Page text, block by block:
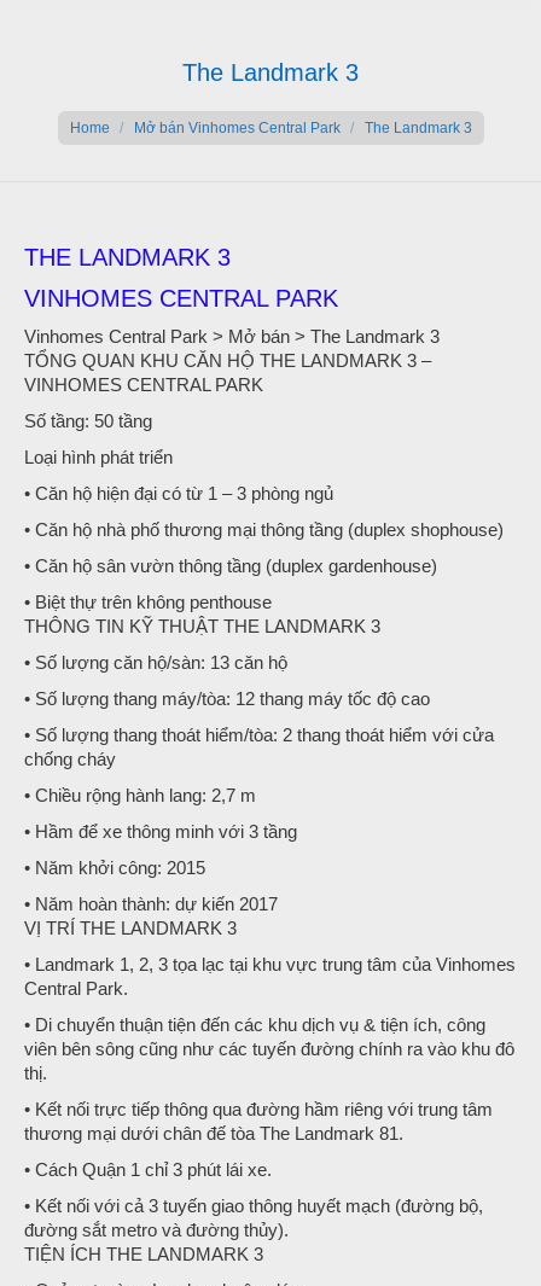
The Landmark 3
Home Mở bán Vinhomes Central Park The Landmark 3
THE LANDMARK 3
VINHOMES CENTRAL PARK
Vinhomes Central Park > Mở bán > The Landmark 3
TỔNG QUAN KHU CĂN HỘ THE LANDMARK 3 –
VINHOMES CENTRAL PARK
Số tầng: 50 tầng
Loại hình phát triển
• Căn hộ hiện đại có từ 1 – 3 phòng ngủ
• Căn hộ nhà phố thương mại thông tầng (duplex shophouse)
• Căn hộ sân vườn thông tầng (duplex gardenhouse)
• Biệt thự trên không penthouse
THÔNG TIN KỸ THUẬT THE LANDMARK 3
• Số lượng căn hộ/sàn: 13 căn hộ
• Số lượng thang máy/tòa: 12 thang máy tốc độ cao
• Số lượng thang thoát hiểm/tòa: 2 thang thoát hiểm với cửa
chống cháy
• Chiều rộng hành lang: 2,7 m
• Hầm để xe thông minh với 3 tầng
• Năm khởi công: 2015
• Năm hoàn thành: dự kiến 2017
VỊ TRÍ THE LANDMARK 3
• Landmark 1, 2, 3 tọa lạc tại khu vực trung tâm của Vinhomes
Central Park.
• Di chuyển thuận tiện đến các khu dịch vụ & tiện ích, công
viên bên sông cũng như các tuyến đường chính ra vào khu đô
thị.
• Kết nối trực tiếp thông qua đường hầm riêng với trung tâm
thương mại dưới chân đế tòa The Landmark 81.
• Cách Quận 1 chỉ 3 phút lái xe.
• Kết nối với cả 3 tuyến giao thông huyết mạch (đường bộ,
đường sắt metro và đường thủy).
TIỆN ÍCH THE LANDMARK 3